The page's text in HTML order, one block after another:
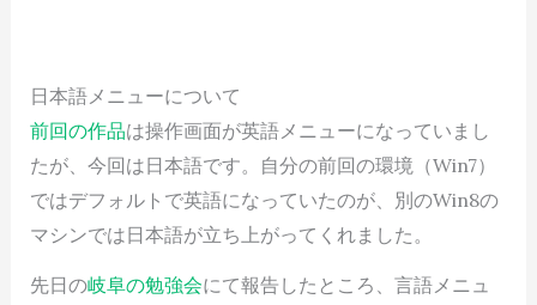
日本語メニューについて
前回の作品は操作画面が英語メニューになっていまし
たが、今回は日本語です。自分の前回の環境（Win7）
ではデフォルトで英語になっていたのが、別のWin8の
マシンでは日本語が立ち上がってくれました。
先日の岐阜の勉強会にて報告したところ、言語メニュ